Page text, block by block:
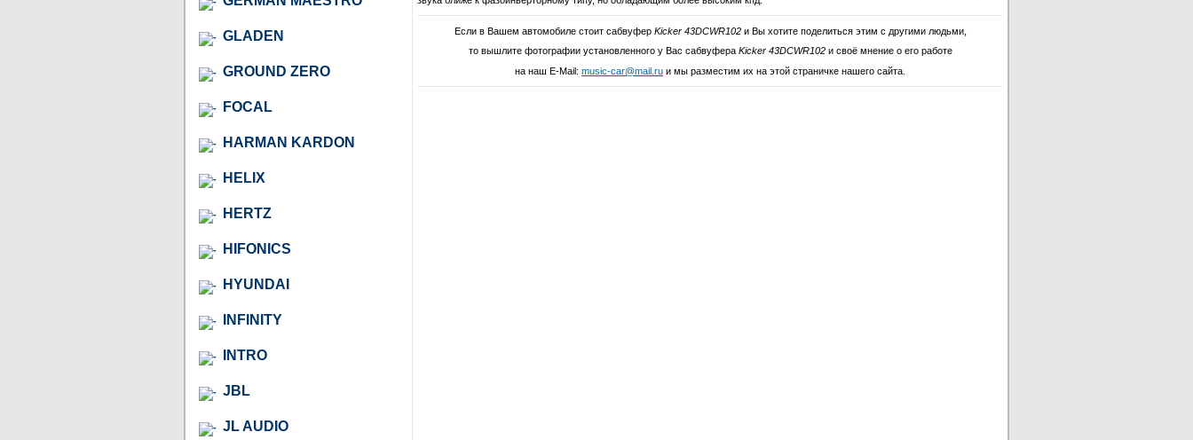
GLADEN
GROUND ZERO
FOCAL
HARMAN KARDON
HELIX
HERTZ
HIFONICS
HYUNDAI
INFINITY
INTRO
JBL
JL AUDIO
Если в Вашем автомобиле стоит сабвуфер Kicker 43DCWR102и Вы хотите поделиться этим с другими людьми,
то вышлите фотографии установленного у Вас сабвуфера Kicker 43DCWR102и своё мнение о его работе
на наш E-Mail: music-car@mail.ru и мы разместим их на этой страничке нашего сайта.